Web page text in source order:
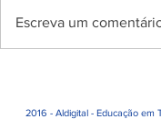
Escreva um
2016 - Aldigital - Educação em